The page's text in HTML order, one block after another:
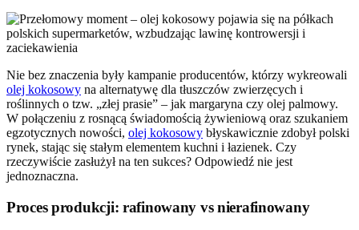
Nie bez znaczenia były kampanie producentów, którzy wykreowali
olej kokosowy na alternatywę dla tłuszczów zwierzęcych i
roślinnych o tzw. „złej prasie” – jak margaryna czy olej palmowy.
W połączeniu z rosnącą świadomością żywieniową oraz szukaniem
egzotycznych nowości, olej kokosowy błyskawicznie zdobył polski
rynek, stając się stałym elementem kuchni i łazienek. Czy
rzeczywiście zasłużył na ten sukces? Odpowiedź nie jest
jednoznaczna.
Proces produkcji: rafinowany vs nierafinowany